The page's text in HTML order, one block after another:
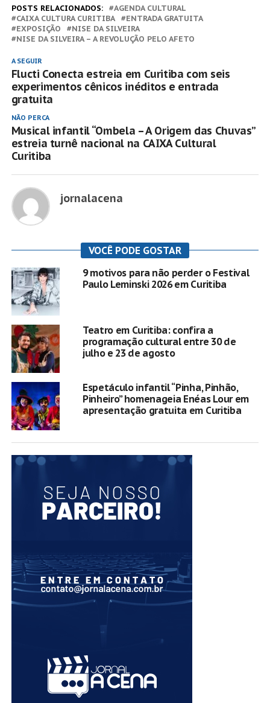
POSTS RELACIONADOS:
AGENDA CULTURAL
CAIXA CULTURA CURITIBA
ENTRADA GRATUITA
EXPOSIÇÃO
NISE DA SILVEIRA
NISE DA SILVEIRA – A REVOLUÇÃO PELO AFETO
A SEGUIR
Flucti Conecta estreia em Curitiba com seis
experimentos cênicos inéditos e entrada
gratuita
NÃO PERCA
Musical infantil “Ombela – A Origem das Chuvas”
estreia turnê nacional na CAIXA Cultural
Curitiba
jornalacena
VOCÊ PODE GOSTAR
9 motivos para não perder o Festival
Paulo Leminski 2026 em Curitiba
Teatro em Curitiba: confira a
programação cultural entre 30 de
julho e 23 de agosto
Espetáculo infantil “Pinha, Pinhão,
Pinheiro” homenageia Enéas Lour em
apresentação gratuita em Curitiba